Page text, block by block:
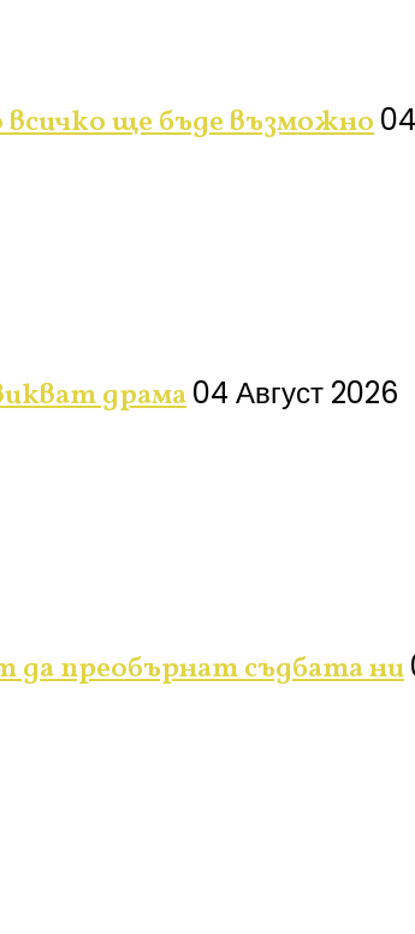
ще бъде възможно
драма04 Август 2026
да преобърнат съдбата ни